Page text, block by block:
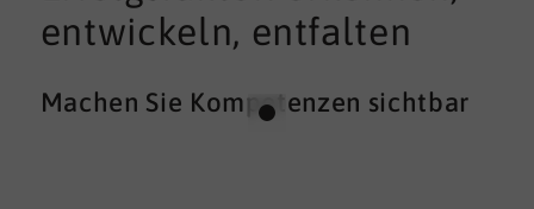
entwickeln, entfalten
Machen Sie Kompetenzen sichtbar